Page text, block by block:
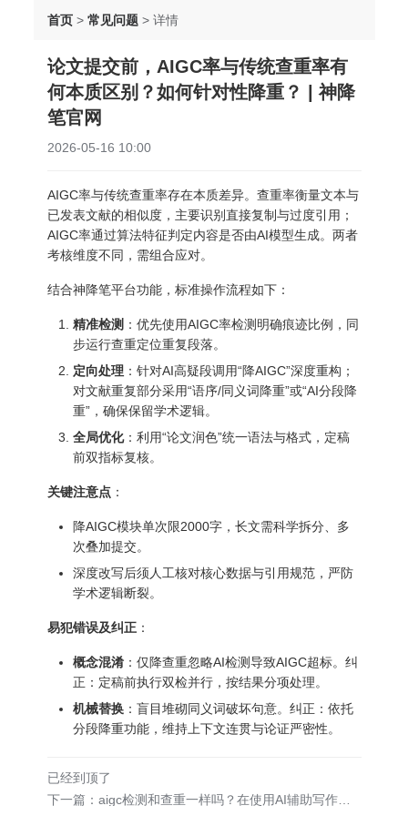
首页 > 常见问题 > 详情
论文提交前，AIGC率与传统查重率有
何本质区别？如何针对性降重？ | 神降
笔官网
2026-05-16 10:00
AIGC率与传统查重率存在本质差异。查重率衡量文本与
已发表文献的相似度，主要识别直接复制与过度引用；
AIGC率通过算法特征判定内容是否由AI模型生成。两者
考核维度不同，需组合应对。
结合神降笔平台功能，标准操作流程如下：
精准检测 ：优先使用AIGC率检测明确痕迹比例，同
步运行查重定位重复段落。
定向处理：针对AI高疑段调用“降AIGC”深度重构；
对文献重复部分采用“语序/同义词降重”或“AI分段降
重”，确保保留学术逻辑。
全局优化：利用“论文润色”统一语法与格式，定稿
前双指标复核。
关键注意点：
降AIGC模块单次限2000字，长文需科学拆分、多
次叠加提交。
深度改写后须人工核对核心数据与引用规范，严防
学术逻辑断裂。
易犯错误及纠正：
概念混淆：仅降查重忽略AI检测导致AIGC超标。纠
正：定稿前执行双检并行，按结果分项处理。
机械替换：盲目堆砌同义词破坏句意。纠正：依托
分段降重功能，维持上下文连贯与论证严密性。
已经到顶了
下一篇：aigc检测和查重一样吗？在使用AI辅助写作工具时如何避免学术不端风险？ | 神降笔官网